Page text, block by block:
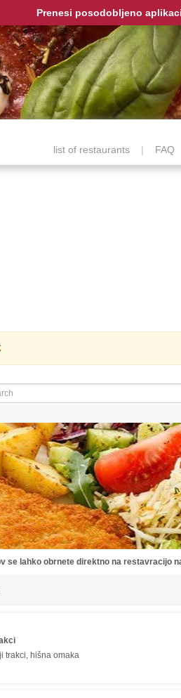
Prenesi posodobljeno
list of restaurants | FAQ
se lahko obrnete direktno na restavracijo
trakci, hišna omaka